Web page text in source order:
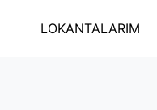
LOKANTALARIM